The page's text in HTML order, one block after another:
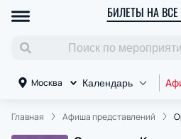
БИЛЕТЫ НА ВСЕ
Москва Календарь
Главная Афиша представлений